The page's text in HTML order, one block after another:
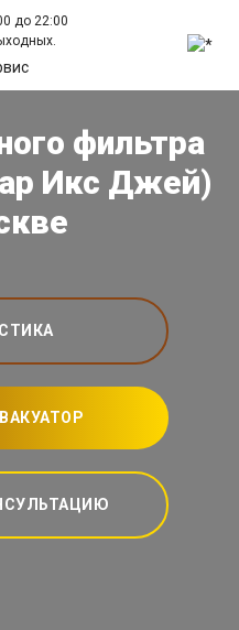
до 22:00
фильтра
Икс Джей)